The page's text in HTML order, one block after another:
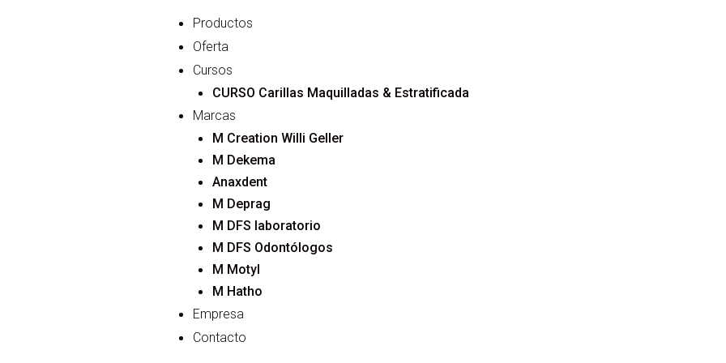
Productos
Oferta
Cursos
CURSO Carillas Maquilladas & Estratificada
Marcas
M Creation Willi Geller
M Dekema
Anaxdent
M Deprag
M DFS laboratorio
M DFS Odontólogos
M Motyl
M Hatho
Empresa
Contacto
Menu